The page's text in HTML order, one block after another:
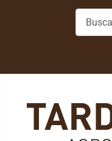
Buscar